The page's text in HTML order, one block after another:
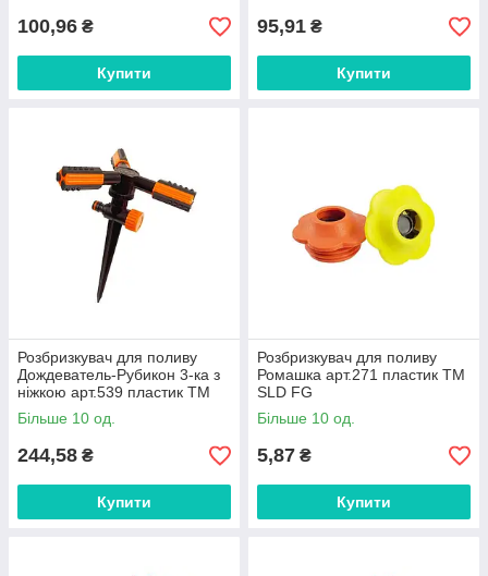
100,96 ₴
Купити
95,91 ₴
Купити
Розбризкувач для поливу
Дождеватель-Рубикон 3-ка з
ніжкою арт.539 пластик ТМ
SLD FG
Більше 10 од.
244,58 ₴
Купити
Розбризкувач для поливу
Ромашка арт.271 пластик ТМ
SLD FG
Більше 10 од.
5,87 ₴
Купити